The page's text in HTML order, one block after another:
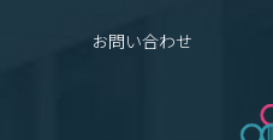
お問い合わせ